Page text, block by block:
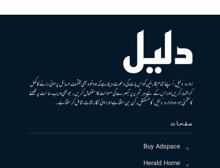
ادارہ ’دلیل‘ اپنے تمام قارئین کو اس بات کی دعوت دیتا ہے کہ وہ خود بھی مختلف مسائل پر اپنی رائے کا کھل
کر اظہار کریں اور اس کے لیے ہر تحریر پر تبصرے کی سہولت کا استعمال کریں۔ جو بھی ویب سائٹ پر لکھنے
کا متمنی ہو، وہ ادارہ ’دلیل‘ کا مستقل رکن بن سکتا ہے اور اپنی نگارشات شامل کرسکتا ہے۔
صفحات
Buy Adspace
Herald Home